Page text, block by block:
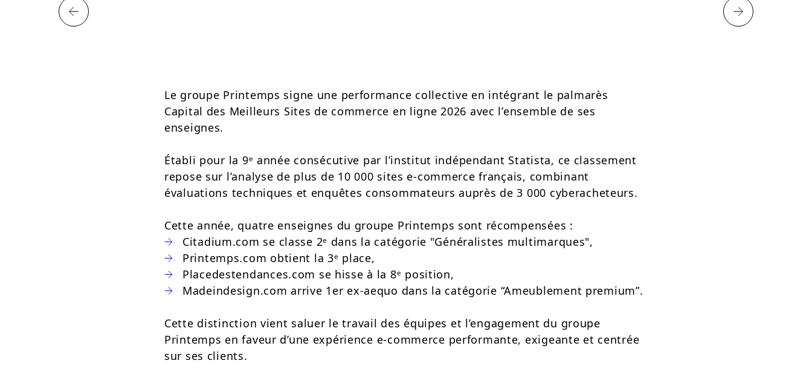
Le groupe Printemps signe une performance collective en intégrant le palmarès
Capital des Meilleurs Sites de commerce en ligne 2026 avec l’ensemble de ses
enseignes.
Établi pour la 9ᵉ année consécutive par l’institut indépendant Statista, ce classement
repose sur l’analyse de plus de 10 000 sites e‑commerce français, combinant
évaluations techniques et enquêtes consommateurs auprès de 3 000 cyberacheteurs.
Cette année, quatre enseignes du groupe Printemps sont récompensées :
Citadium.com se classe 2ᵉ dans la catégorie "Généralistes multimarques",
Printemps.com obtient la 3ᵉ place,
Placedestendances.com se hisse à la 8ᵉ position,
Madeindesign.com arrive 1er ex‑aequo dans la catégorie “Ameublement premium”.
Cette distinction vient saluer le travail des équipes et l’engagement du groupe
Printemps en faveur d’une expérience e‑commerce performante, exigeante et centrée
sur ses clients.